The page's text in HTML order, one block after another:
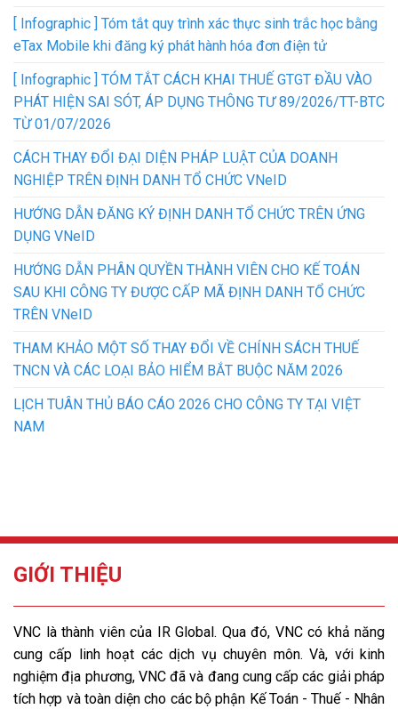
[ Infographic ] Tóm tắt quy trình xác thực sinh trắc học bằng
eTax Mobile khi đăng ký phát hành hóa đơn điện tử
[ Infographic ] TÓM TẮT CÁCH KHAI THUẾ GTGT ĐẦU VÀO
PHÁT HIỆN SAI SÓT, ÁP DỤNG THÔNG TƯ 89/2026/TT-BTC
TỪ 01/07/2026
CÁCH THAY ĐỔI ĐẠI DIỆN PHÁP LUẬT CỦA DOANH
NGHIỆP TRÊN ĐỊNH DANH TỔ CHỨC VNeID
HƯỚNG DẪN ĐĂNG KÝ ĐỊNH DANH TỔ CHỨC TRÊN ỨNG
DỤNG VNeID
HƯỚNG DẪN PHÂN QUYỀN THÀNH VIÊN CHO KẾ TOÁN
SAU KHI CÔNG TY ĐƯỢC CẤP MÃ ĐỊNH DANH TỔ CHỨC
TRÊN VNeID
THAM KHẢO MỘT SỐ THAY ĐỔI VỀ CHÍNH SÁCH THUẾ
TNCN VÀ CÁC LOẠI BẢO HIỂM BẮT BUỘC NĂM 2026
LỊCH TUÂN THỦ BÁO CÁO 2026 CHO CÔNG TY TẠI VIỆT
NAM
GIỚI THIỆU
VNC là thành viên của IR Global. Qua đó, VNC có khả năng
cung cấp linh hoạt các dịch vụ chuyên môn. Và, với kinh
nghiệm địa phương, VNC đã và đang cung cấp các giải pháp
tích hợp và toàn diện cho các bộ phận Kế Toán - Thuế - Nhân